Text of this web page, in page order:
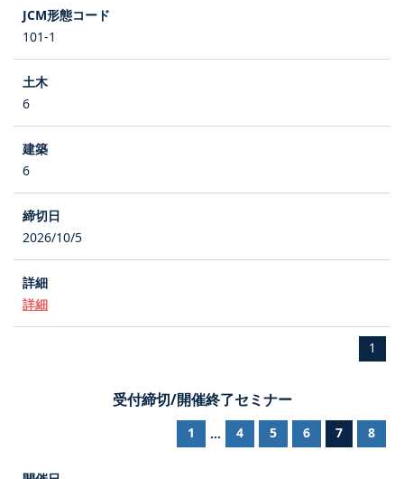
101-1
6
6
2026/10/5
詳細
1
受付締切/開催終了セミナー
1 ... 4 5 6 7 8